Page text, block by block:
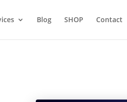
Blog SHOP Contact
🎁